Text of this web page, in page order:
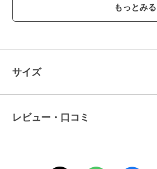
サイズ/約幅6.5×奥行8×高さ22cm
約口径：4cm
材質/内びん：ステンレス鋼
胴部：ステンレス鋼（アクリル樹脂塗装）
生産国/フィリピン製
サイズ
レビュー・口コミ